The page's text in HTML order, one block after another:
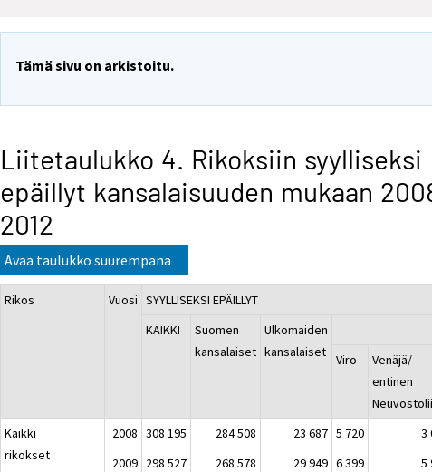
Tämä sivu on arkistoitu.
Liitetaulukko 4. Rikoksiin syylliseksi
epäillyt kansalaisuuden mukaan
2012
Avaa taulukko suurempana
Rikos Vuosi SYYLLISEKSI EPÄILLYT
KAIKKI
Suomen
kansalaiset
Ulkomaiden
kansalaiset
Viro
Venäjä/
entinen
Kaikki
rikokset
2008 308 195 284 508 23 687 5 720 3
2009 298 527 268 578 29 949 6 399 5